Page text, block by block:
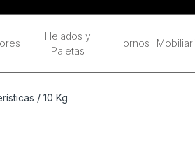
Helados y
Paletas
Hornos
/ 10 Kg